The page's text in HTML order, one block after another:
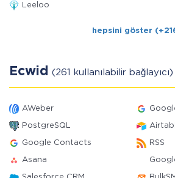
Leeloo
hepsini göster
Ecwid (261 kullanılabilir bağlayıcı)
AWeber
PostgreSQL
Google Contacts RSS
Asana